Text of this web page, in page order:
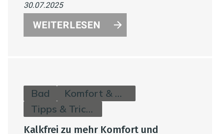
Badezimmer sauber, hygienisch und
frisch – Tag für Tag!
30.07.2025
WEITERLESEN
Bad
Komfort & Hygiene
Tipps & Tricks
Kalkfrei zu mehr Komfort und